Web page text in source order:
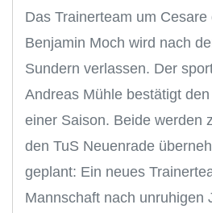
Das Trainerteam um Cesare
Benjamin Moch wird nach
Sundern verlassen. Der
Andreas Mühle bestätigt
einer Saison. Beide werden
den TuS Neuenrade
geplant: Ein neues
Mannschaft nach unruhigen